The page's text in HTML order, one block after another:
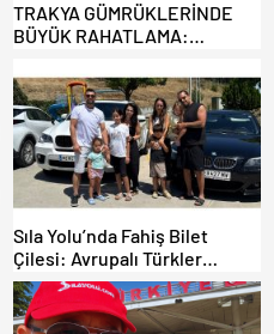
TRAKYA GÜMRÜKLERİNDE
BÜYÜK RAHATLAMA:
ARAÇLARA AÇILIYOR!
Sıla Yolu’nda Fahiş Bilet
Çilesi: Avrupalı Türkler
Karayollarına Akın Etti,
Gümrükler Kilitlendi!